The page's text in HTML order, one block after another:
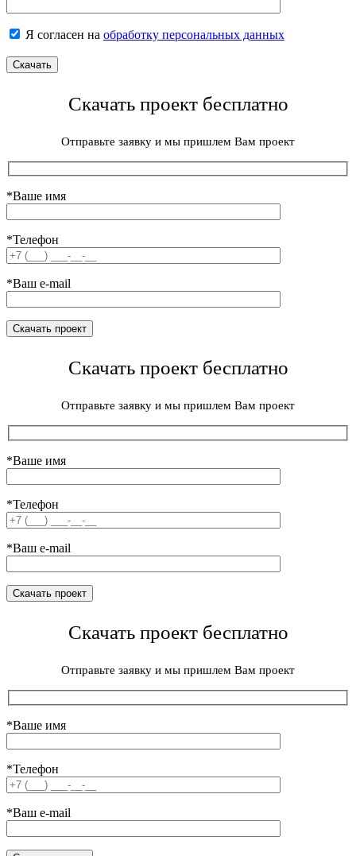
Я согласен на обработку персональных данных
Скачать проект бесплатно
Отправьте заявку и мы пришлем Вам проект
*Ваше имя
*Телефон
*Ваш e-mail
Скачать проект бесплатно
Отправьте заявку и мы пришлем Вам проект
*Ваше имя
*Телефон
*Ваш e-mail
Скачать проект бесплатно
Отправьте заявку и мы пришлем Вам проект
*Ваше имя
*Телефон
*Ваш e-mail